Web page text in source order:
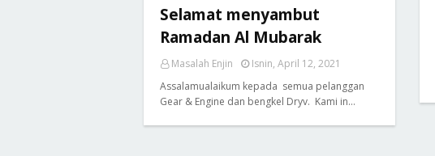
Selamat menyambut
Ramadan Al Mubarak
Masalah Enjin
Isnin, April 12, 2021
Assalamualaikum kepada semua pelanggan
Gear & Engine dan bengkel Dryv. Kami in…